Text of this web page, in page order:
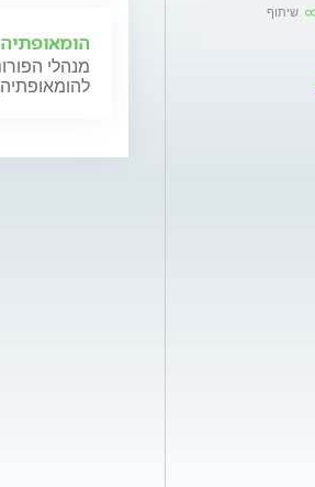
שיתוף
הומאופתיה
מנהלי
להומאופתיה,